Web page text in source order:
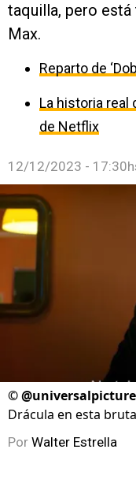
taquilla, pero está
Max.
Reparto de
La historia real
de Netflix
12/12/2023 -
©
Drácula en esta
Por Walter Estrella